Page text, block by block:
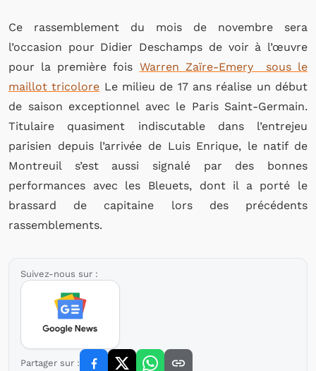
Ce rassemblement du mois de novembre sera
l’occasion pour Didier Deschamps de voir à l’œuvre
pour la première fois Warren Zaïre-Emery sous le
maillot tricolore Le milieu de 17 ans réalise un début
de saison exceptionnel avec le Paris Saint-Germain.
Titulaire quasiment indiscutable dans l’entrejeu
parisien depuis l’arrivée de Luis Enrique, le natif de
Montreuil s’est aussi signalé par des bonnes
performances avec les Bleuets, dont il a porté le
brassard de capitaine lors des précédents
rassemblements.
Suivez-nous sur :
Partager sur :